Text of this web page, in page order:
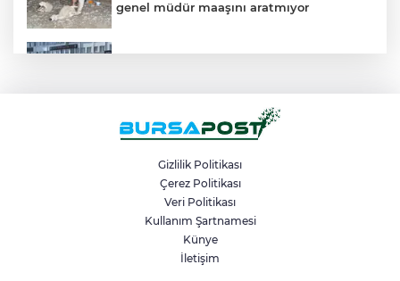
genel müdür maaşını aratmıyor
Şekibe İnsel Doğal Yaşam Çiftliği atlı
Yangına müdahale ederken yüksekten
düşen itfaiye eri tedavi altında
Gizlilik Politikası
Çerez Politikası
Veri Politikası
Kullanım Şartnamesi
Künye
İletişim